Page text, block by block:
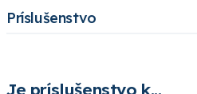
Príslušenstvo
Je príslušenstvo k...